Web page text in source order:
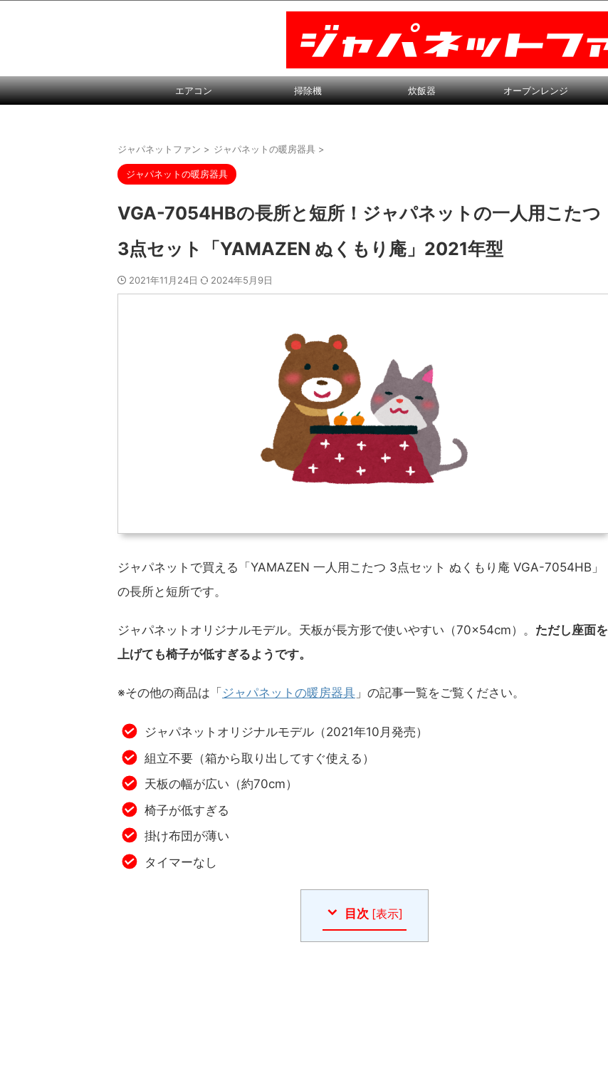
エアコン 掃除機 炊飯器 オーブンレンジ
ジャパネットファン > ジャパネットの暖房器具 >
ジャパネットの暖房器具
VGA-7054HBの長所と短所！ジャパネットの一人用こたつ
3点セット「YAMAZEN ぬくもり庵」2021年型
2021年11月24日 2024年5月9日
ジャパネットで買える「YAMAZEN 一人用こたつ 3点セット ぬくもり庵 VGA-7054HB」
の長所と短所です。
ジャパネットオリジナルモデル。天板が長方形で使いやすい（70×54cm）。 ただし座面を
上げても椅子が低すぎるようです。
※その他の商品は「 ジャパネットの暖房器具 」の記事一覧をご覧ください。
ジャパネットオリジナルモデル（2021年10月発売）
組立不要（箱から取り出してすぐ使える）
天板の幅が広い（約70cm）
椅子が低すぎる
掛け布団が薄い
タイマーなし
目次 [表示]